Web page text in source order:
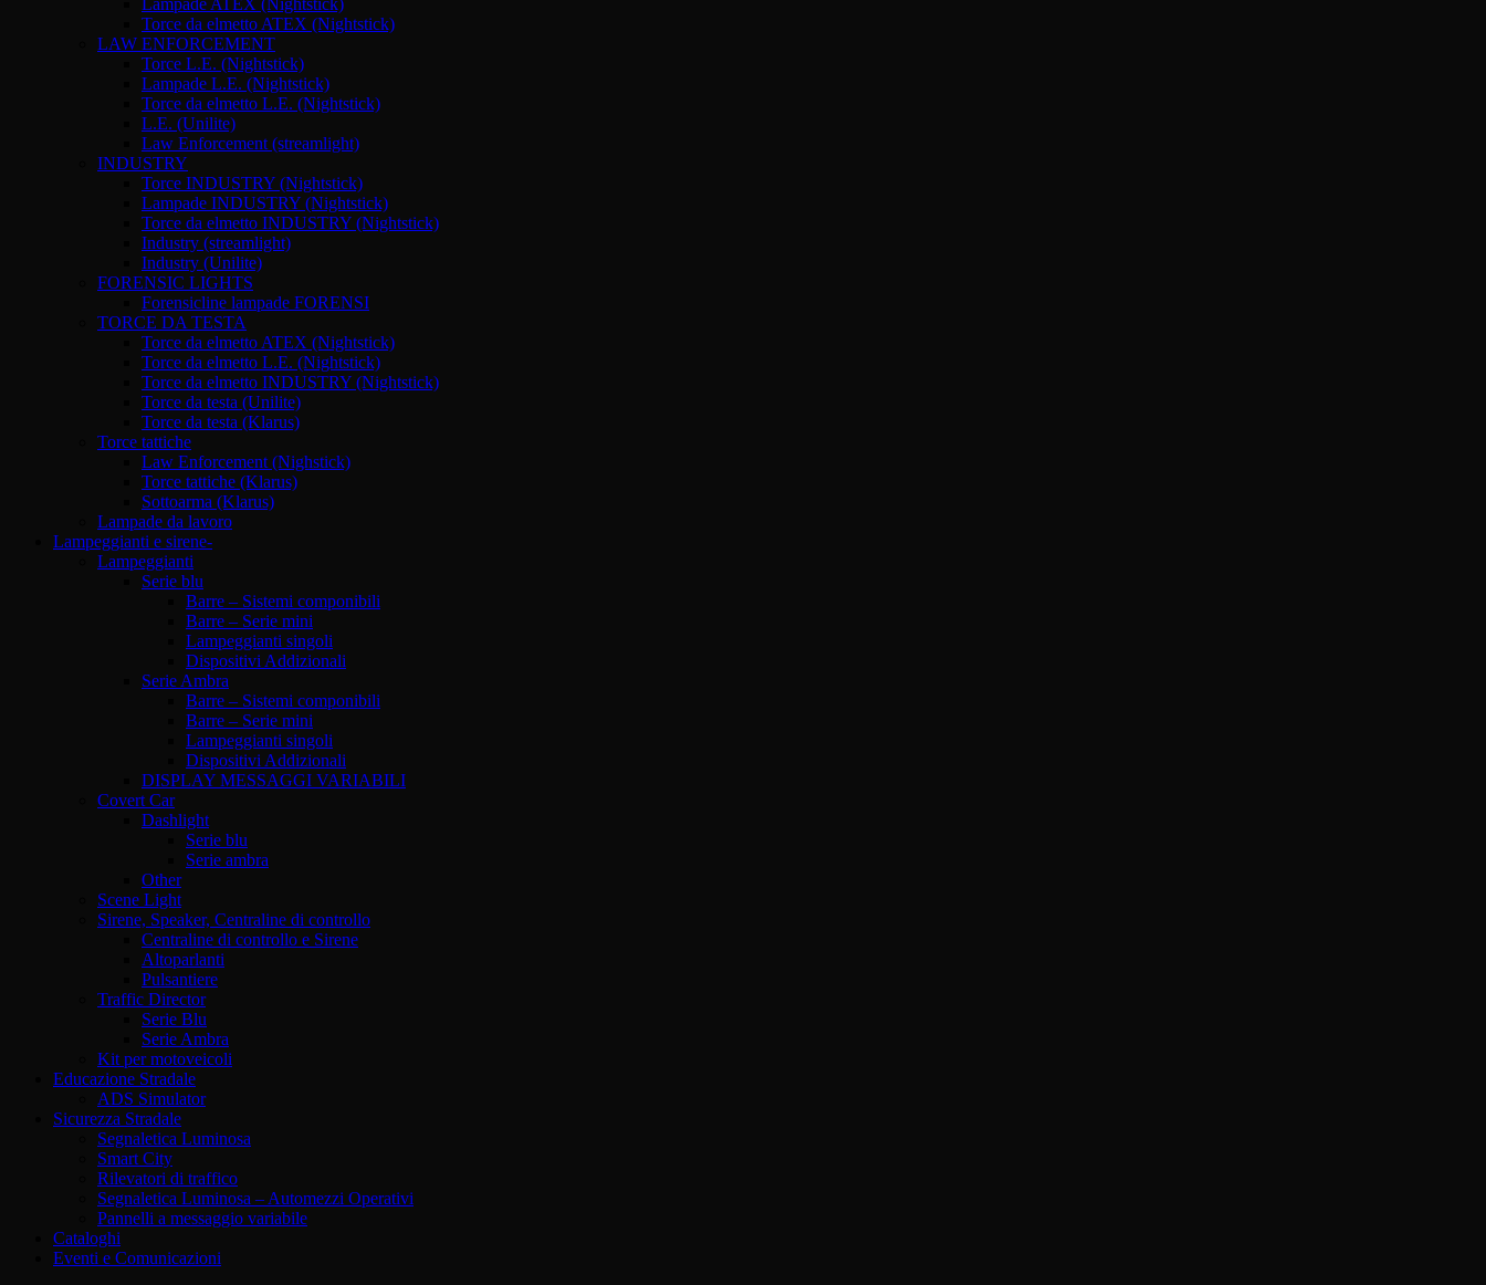
Lampade ATEX (Nightstick)
Torce da elmetto ATEX (Nightstick)
LAW ENFORCEMENT
Torce L.E. (Nightstick)
Lampade L.E. (Nightstick)
Torce da elmetto L.E. (Nightstick)
L.E. (Unilite)
Law Enforcement (streamlight)
INDUSTRY
Torce INDUSTRY (Nightstick)
Lampade INDUSTRY (Nightstick)
Torce da elmetto INDUSTRY (Nightstick)
Industry (streamlight)
Industry (Unilite)
FORENSIC LIGHTS
Forensicline lampade FORENSI
TORCE DA TESTA
Torce da elmetto ATEX (Nightstick)
Torce da elmetto L.E. (Nightstick)
Torce da elmetto INDUSTRY (Nightstick)
Torce da testa (Unilite)
Torce da testa (Klarus)
Torce tattiche
Law Enforcement (Nighstick)
Torce tattiche (Klarus)
Sottoarma (Klarus)
Lampade da lavoro
Lampeggianti e sirene-
Lampeggianti
Serie blu
Barre – Sistemi componibili
Barre – Serie mini
Lampeggianti singoli
Dispositivi Addizionali
Serie Ambra
Barre – Sistemi componibili
Barre – Serie mini
Lampeggianti singoli
Dispositivi Addizionali
DISPLAY MESSAGGI VARIABILI
Covert Car
Dashlight
Serie blu
Serie ambra
Other
Scene Light
Sirene, Speaker, Centraline di controllo
Centraline di controllo e Sirene
Altoparlanti
Pulsantiere
Traffic Director
Serie Blu
Serie Ambra
Kit per motoveicoli
Educazione Stradale
ADS Simulator
Sicurezza Stradale
Segnaletica Luminosa
Smart City
Rilevatori di traffico
Segnaletica Luminosa – Automezzi Operativi
Pannelli a messaggio variabile
Cataloghi
Eventi e Comunicazioni